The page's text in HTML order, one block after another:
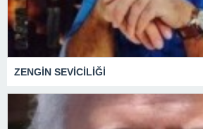
ZENGİN SEVİCİLİĞİ